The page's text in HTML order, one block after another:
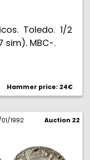
Toledo. 1/2
sim). MBC-.
Hammer price: 24€
1992 Auction 22